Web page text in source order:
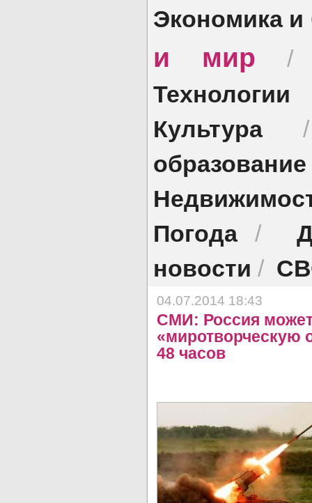
Экономика и
и мир
Технологии
Культура
образование
Погода/
новости /
04.07.2014 18:43
СМИ: Россия может
«миротворческую
48 часов